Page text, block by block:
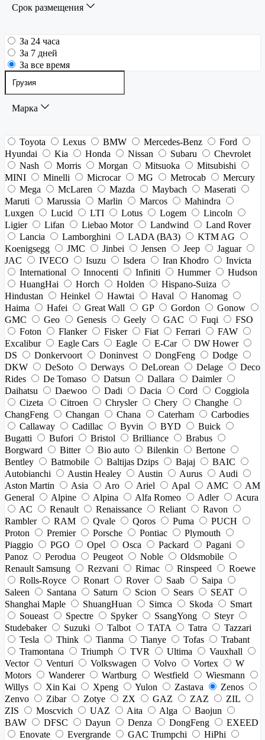
Срок размещения
За 24 часа
За 7 дней
За все время
Марка
Toyota Lexus BMW Mercedes-Benz
Ford
Hyundai
Kia Honda Nissan Subaru
Chevrolet
Nash
Morris Morgan Mitsuoka
Mitsubishi
MINI
Minelli Microcar MG Metrocab
Mercury
Mega
McLaren Mazda Maybach
Maserati
Maruti
Marussia Marlin Marcos
Mahindra
Luxgen
Lucid LTI Lotus Logem
Lincoln
Ligier
Lifan Liebao Motor Landwind
Land Rover
Lancia
Lamborghini LADA (ВАЗ)
KTM AG
Koenigsegg
JMC Jinbei Jensen Jeep
Jaguar
JAC
IVECO Isuzu Isdera Iran Khodro
Invicta
International
Innocenti Infiniti Hummer
Hudson
HuangHai
Horch Holden
Hispano-Suiza
Hindustan
Heinkel Hawtai Haval
Hanomag
Haima
Hafei Great Wall GP Gordon
Gonow
GMC
Geo Genesis Geely GAC Fuqi
FSO
Foton
Flanker Fisker Fiat Ferrari
FAW
Excalibur
Eagle Cars Eagle E-Car
DW Hower
DS
Donkervoort Doninvest DongFeng
Dodge
DKW
DeSoto Derways DeLorean Delage
Deco
Rides
De Tomaso Datsun Dallara
Daimler
Daihatsu
Daewoo Dadi Dacia Cord
Coggiola
Cizeta
Citroen Chrysler Chery
Changhe
ChangFeng
Changan Chana Caterham
Carbodies
Callaway
Cadillac Byvin BYD
Buick
Bugatti
Bufori Bristol Brilliance
Brabus
Borgward
Bitter Bio auto Bilenkin
Bertone
Bentley
Batmobile Baltijas Dzips Bajaj
BAIC
Autobianchi
Austin Healey Austin Aurus
Audi
Aston Martin
Asia Aro Ariel Apal AMC
AM
General
Alpine Alpina Alfa Romeo Adler
Acura
AC
Renault Renaissance Reliant
Ravon
Rambler
RAM Qvale Qoros Puma
PUCH
Proton
Premier Porsche Pontiac
Plymouth
Piaggio
PGO Opel Osca Packard
Pagani
Panoz
Perodua Peugeot Noble
Oldsmobile
Renault Samsung
Rezvani Rimac Rinspeed
Roewe
Rolls-Royce
Ronart Rover Saab
Saipa
Saleen
Santana Saturn Scion Sears
SEAT
Shanghai Maple
ShuangHuan Simca Skoda
Smart
Soueast
Spectre Spyker SsangYong
Steyr
Studebaker
Suzuki Talbot TATA Tatra
Tazzari
Tesla
Think Tianma Tianye Tofas
Trabant
Tramontana
Triumph TVR Ultima
Vauxhall
Vector
Venturi Volkswagen Volvo Vortex
W
Motors
Wanderer Wartburg Westfield
Wiesmann
Willys
Xin Kai Xpeng Yulon Zastava
Zenos
Zenvo
Zibar Zotye ZX GAZ ZAZ
ZIL
ZIS
Moscvich UAZ Aita Alga
Baojun
BAW
DFSC Dayun Denza DongFeng
EXEED
Enovate
Evergrande GAC Trumpchi
HiPhi